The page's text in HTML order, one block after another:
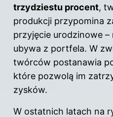
trzydziestu procent,
produkcji przypomina
przyjęcie urodzinowe –
ubywa z portfela. W
twórców postanawia
które pozwolą im
zysków.
W ostatnich latach na